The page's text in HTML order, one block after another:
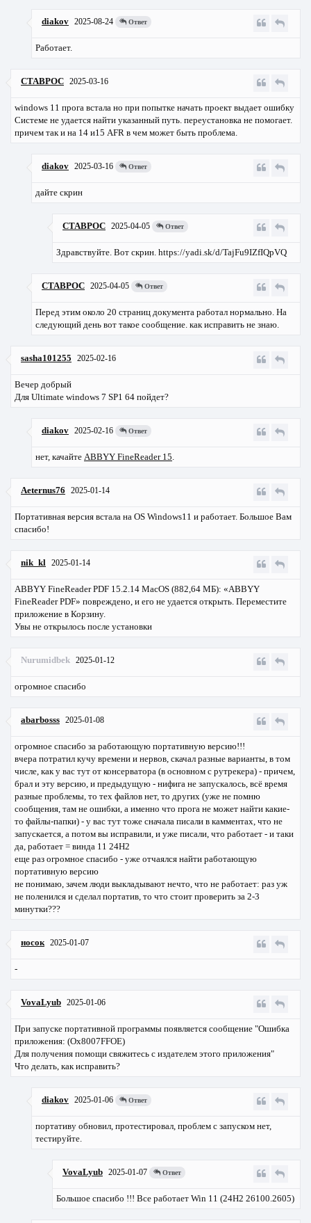
diakov 2025-08-24 Ответ
Работает.
CTABPOC 2025-03-16
windows 11 прога встала но при попытке начать проект выдает ошибку
Системе не удается найти указанный путь. переустановка не помогает.
причем так и на 14 и15 AFR в чем может быть проблема.
diakov 2025-03-16 Ответ
дайте скрин
CTABPOC 2025-04-05 Ответ
Здравствуйте. Вот скрин. https://yadi.sk/d/TajFu9IZfIQpVQ
CTABPOC 2025-04-05 Ответ
Перед этим около 20 страниц документа работал нормально. На
следующий день вот такое сообщение. как исправить не знаю.
sasha101255 2025-02-16
Вечер добрый
Для Ultimate windows 7 SP1 64 пойдет?
diakov 2025-02-16 Ответ
нет, качайте ABBYY FineReader 15.
Aeternus76 2025-01-14
Портативная версия встала на OS Windows11 и работает. Большое Вам
спасибо!
nik_kl 2025-01-14
ABBYY FineReader PDF 15.2.14 MacOS (882,64 МБ): «ABBYY
FineReader PDF» повреждено, и его не удается открыть. Переместите
приложение в Корзину.
Увы не открылось после установки
Nurumidbek 2025-01-12
огромное спасибо
abarbosss 2025-01-08
огромное спасибо за работающую портативную версию!!!
вчера потратил кучу времени и нервов, скачал разные варианты, в том
числе, как у вас тут от консерватора (в основном с рутрекера) - причем,
брал и эту версию, и предыдущую - нифига не запускалось, всё время
разные проблемы, то тех файлов нет, то других (уже не помню
сообщения, там не ошибки, а именно что прога не может найти какие-
то файлы-папки) - у вас тут тоже сначала писали в камментах, что не
запускается, а потом вы исправили, и уже писали, что работает - и таки
да, работает = винда 11 24Н2
еще раз огромное спасибо - уже отчаялся найти работающую
портативную версию
не понимаю, зачем люди выкладывают нечто, что не работает: раз уж
не поленился и сделал портатив, то что стоит проверить за 2-3
минутки???
носок 2025-01-07
-
VovaLyub 2025-01-06
При запуске портативной программы появляется сообщение "Ошибка
приложения: (Ox8007FFOE)
Для получения помощи свяжитесь с издателем этого приложения"
Что делать, как исправить?
diakov 2025-01-06 Ответ
портативу обновил, протестировал, проблем с запуском нет,
тестируйте.
VovaLyub 2025-01-07 Ответ
Большое спасибо !!! Все работает Win 11 (24H2 26100.2605)